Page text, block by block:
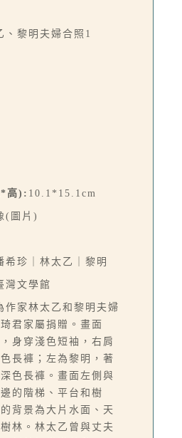
、黎明夫婦合照1
*高): 10.1*15.1cm
(圖片)
希珍｜林太乙｜黎明
灣文學館
作家林太乙和黎明夫婦
君家屬捐贈。畫面
身穿淺色短袖，右肩
長褲；左為黎明，著
色長褲。畫面左側與
的階梯、平台和樹
背景為大片水面、天
林。林太乙曾與丈夫